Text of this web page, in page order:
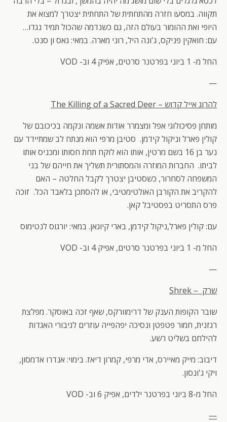
תקווה. במסעו חזרה מהתחתית של התחתית יצטרך למצוא את
היופי ואת ההומור בעולם הזה, גם כשנדמה שהכול תמיד נגדו…
עם: חואקין פניקס, ג'ונה היל, רוני מארה. במאי: גאס ון סנט.
החל מ- 1 ביוני בפרטנר סרטים, אפיק 4 וב- VOD
—
להרוג אייל קדוש – The Killing of a Sacred Deer
מותחן פסיכולוגי אפל ומצמרר אודות אשמה ונקמה בכיכובם של
קולין פארל וניקול קידמן. סטיבן מרפי הוא מנתח לב שמתיידד עם
נער בן 16 בשם מרטין, אותו הוא לוקח תחת חסותו ומכניס אותו
לביתו. החברות המוזרה והמסתורית תשליך את חייהם של בני
המשפחה לסחרור, כשסטיבן יצטרך לקבל החלטה – האם
להקריב את הקורבן האולטימטיבי, או להסתכן בלאבד הכל. זוכה
פרס התסריט בפסטיבל קאן.
עם: קולין פארל,ניקול קידמן, בארי קיוגאן. במאי: יורגוס לנטימוס
החל מ- 1 ביוני בפרטנר סרטים, אפיק 4 וב- VOD
—
שרק –
Shrek
שובר הקופות הענק של דרימוורקס, שאף זכה באוסקר. מפלצת
רגזנית, חמור פטפטן ונסיכה יפהפייה עוזרים לגיבורי האגדות
להילחם בשליט רשע.
דיבוב: מייק מאיירס, אדי מרפי, קמרון דיאז. בימוי: אנדרו אדמסון,
ויקי ג'ונסון.
החל מ-8 ביוני בפרטנר ילדים, אפיק 6 וב- VOD
—